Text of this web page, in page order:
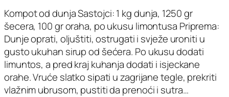
Kompot od dunja Sastojci: 1 kg dunja, 1250 gr
šecera, 100 gr oraha, po ukusu limontusa Priprema:
Dunje oprati, oljuštiti, ostrugati i svježe uroniti u
gusto ukuhan sirup od šećera. Po ukusu dodati
limuntos, a pred kraj kuhanja dodati i isjeckane
orahe. Vruće slatko sipati u zagrijane tegle, prekriti
vlažnim ubrusom, pustiti da prenoći i sutra…